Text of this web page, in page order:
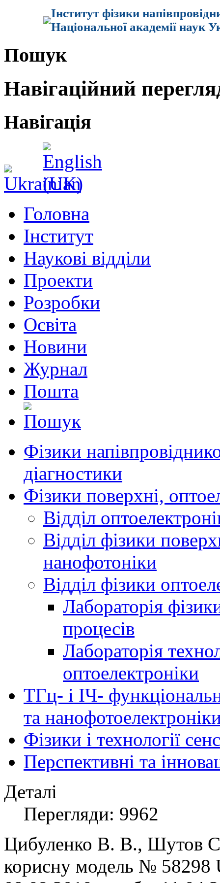
Інститут фізики
Національної академії наук
Пошук
Навігаційний
Навігація
Головна
Інститут
Наукові відділи
Проекти
Розробки
Освіта
Новини
Журнал
Пошта
Фізики
діагностики
Фізики поверхні,
Відділ
Відділ фізики
нанофотоніки
Відділ фізики
Лабораторія
процесів
Лабораторія
оптоелектроніки
ТГц- і ІЧ-
та
Фізики і технології
Перспективні та
Деталі
Перегляди: 9962
Цибуленко В. В., Шутов
корисну модель № 58298